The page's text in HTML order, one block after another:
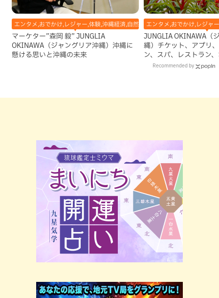
エンタメ,おでかけ,レジャー,体験,沖縄経済,自然
マーケター”森岡 毅” JUNGLIA
OKINAWA（ジャングリア沖縄）沖縄に
懸ける思いと沖縄の未来
エンタメ,おでかけ,レジャ
JUNGLIA OKINAWA（
縄）チケット、アプリ
ン、スパ、レストラン
総まとめ！
Recommended by